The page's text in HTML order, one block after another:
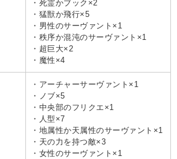
・死霊かブック×2
・猛獣か飛行×5
・男性のサーヴァント×1
・秩序か混沌のサーヴァント×1
・超巨大×2
・魔性×4
・アーチャーサーヴァント×1
・ノブ×5
・中央部のフリクエ×1
・人型×7
・地属性か天属性のサーヴァント×1
・天の力を持つ敵×3
・女性のサーヴァント×1